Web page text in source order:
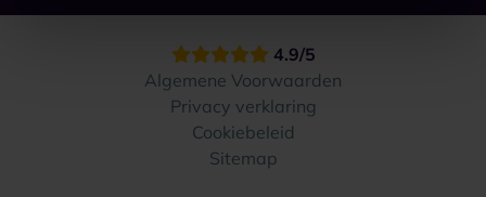
4.9/5
Algemene Voorwaarden
Privacy verklaring
Cookiebeleid
Sitemap